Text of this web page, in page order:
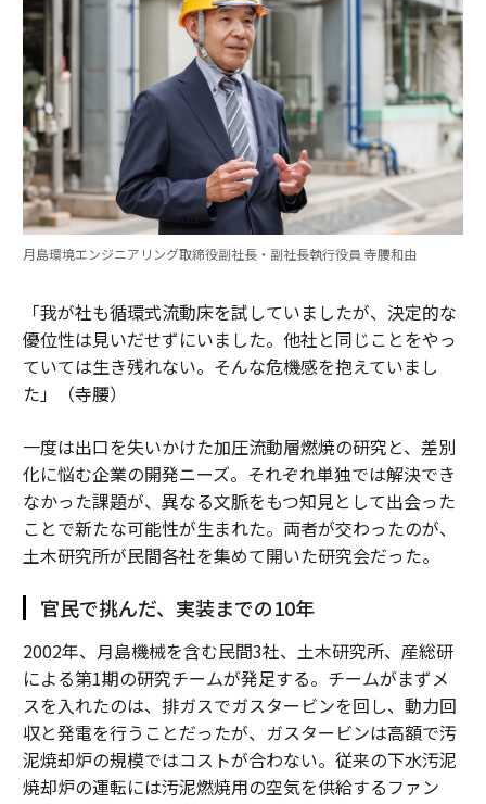
月島環境エンジニアリング取締役副社長・副社長執行役員 寺腰和由
「我が社も循環式流動床を試していましたが、決定的な
優位性は見いだせずにいました。他社と同じことをやっ
ていては生き残れない。そんな危機感を抱えていまし
た」（寺腰）
一度は出口を失いかけた加圧流動層燃焼の研究と、差別
化に悩む企業の開発ニーズ。それぞれ単独では解決でき
なかった課題が、異なる文脈をもつ知見として出会った
ことで新たな可能性が生まれた。両者が交わったのが、
土木研究所が民間各社を集めて開いた研究会だった。
官民で挑んだ、実装までの10年
2002年、月島機械を含む民間3社、土木研究所、産総研
による第1期の研究チームが発足する。チームがまずメ
スを入れたのは、排ガスでガスタービンを回し、動力回
収と発電を行うことだったが、ガスタービンは高額で汚
泥焼却炉の規模ではコストが合わない。従来の下水汚泥
焼却炉の運転には汚泥燃焼用の空気を供給するファン